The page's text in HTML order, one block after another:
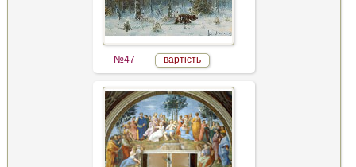
№47 вартість